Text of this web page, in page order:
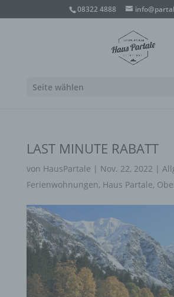
08322 4888
Seite wählen
LAST MINUTE RABATT
von HausPartale | Nov. 22, 2022 |
Ferienwohnungen, Haus Partale,